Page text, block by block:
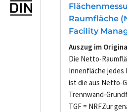
Raumfläche
Facility
Auszug im
Die Netto-
Innenfläche jedes
ist die aus Netto-
Trennwand-
TGF = NRFZur